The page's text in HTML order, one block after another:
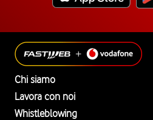
Chi siamo
Lavora con noi
Whistleblowing